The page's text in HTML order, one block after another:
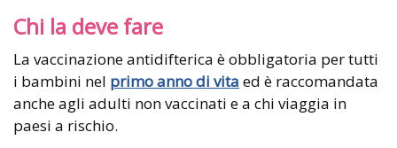
Chi la deve fare
La vaccinazione antidifterica è obbligatoria per tutti
i bambini nel primo anno di vita ed è raccomandata
anche agli adulti non vaccinati e a chi viaggia in
paesi a rischio.